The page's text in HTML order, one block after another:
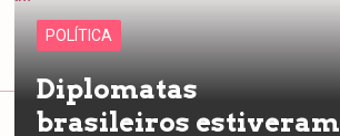
POLÍTICA
Diplomatas
brasileiros estiveram